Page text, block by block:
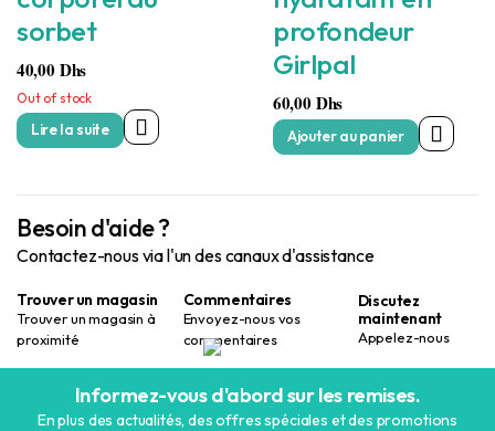
sorbet
40,00Dhs
Out of stock
Lire la suite
profondeur
Girlpal
60,00Dhs
Ajouter au panier
Besoin d'aide ?
Contactez-nous via l'un des canaux d'assistance
Trouver un magasin
Trouver un magasin à
proximité
Commentaires
Envoyez-nous vos
commentaires
Discutez
maintenant
Appelez-nous
Informez-vous d'abord sur les remises.
En plus des actualités, des offres spéciales et des promotions